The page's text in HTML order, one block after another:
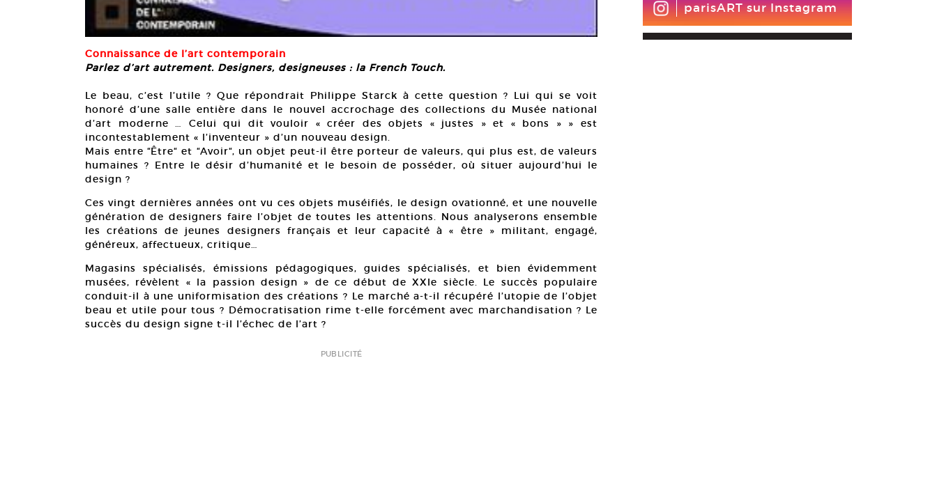
Connaissance de l’art contemporain
Parlez d’art autrement. Designers, designeuses : la French Touch.
Le beau, c’est l’utile ? Que répondrait Philippe Starck à cette question ? Lui qui se voit
honoré d’une salle entière dans le nouvel accrochage des collections du Musée national
d’art moderne … Celui qui dit vouloir « créer des objets « justes » et « bons » » est
incontestablement « l’inventeur » d’un nouveau design.
Mais entre “Être“ et “Avoir“, un objet peut-il être porteur de valeurs, qui plus est, de valeurs
humaines ? Entre le désir d’humanité et le besoin de posséder, où situer aujourd’hui le
design ?
Ces vingt dernières années ont vu ces objets muséifiés, le design ovationné, et une nouvelle
génération de designers faire l’objet de toutes les attentions. Nous analyserons ensemble
les créations de jeunes designers français et leur capacité à « être » militant, engagé,
généreux, affectueux, critique…
Magasins spécialisés, émissions pédagogiques, guides spécialisés, et bien évidemment
musées, révèlent « la passion design » de ce début de XXIe siècle. Le succès populaire
conduit-il à une uniformisation des créations ? Le marché a-t-il récupéré l’utopie de l’objet
beau et utile pour tous ? Démocratisation rime t-elle forcément avec marchandisation ? Le
succès du design signe t-il l’échec de l’art ?
PUBLICITÉ
parisART sur Instagram